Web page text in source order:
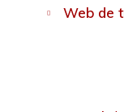
Web de